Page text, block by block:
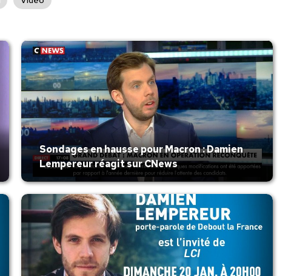
Sondages en hausse pour Macron : Damien
Lempereur réagit sur CNews